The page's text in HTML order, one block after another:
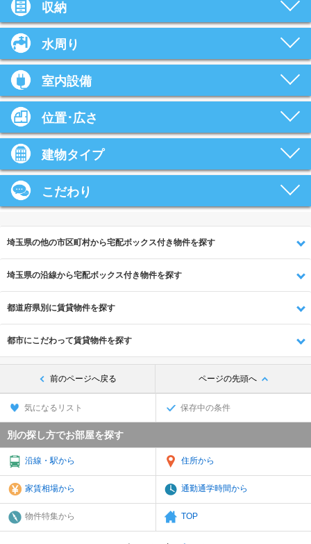
収納
水周り
室内設備
位置･広さ
建物タイプ
こだわり
埼玉県の他の市区町村から宅配ボックス付き物件を探す
埼玉県の沿線から宅配ボックス付き物件を探す
都道府県別に賃貸物件を探す
都市にこだわって賃貸物件を探す
前のページへ戻る ページの先頭へ
気になるリスト 保存中の条件
別の探し方でお部屋を探す
沿線・駅から 住所から
家賃相場から 通勤通学時間から
物件特集から TOP